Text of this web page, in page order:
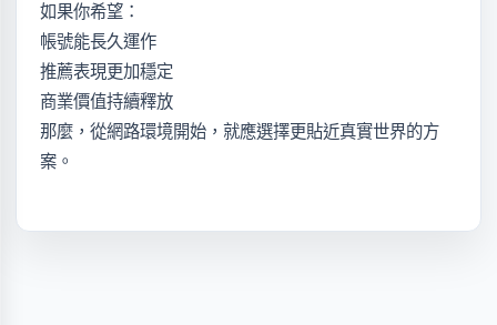
如果你希望：
帳號能長久運作
推薦表現更加穩定
商業價值持續釋放
那麼，從網路環境開始，就應選擇更貼近真實世界的方
案。